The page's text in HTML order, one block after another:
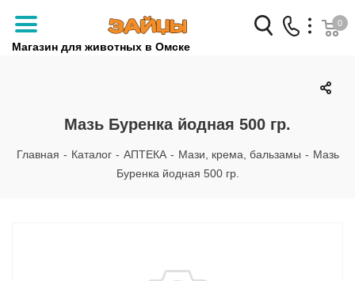
Магазин для животных в Омске
Заказать звонок
+7 (3812) 79-04-04
+7 (950) 959-88-32
0
Мазь Буренка йодная 500 гр.
Главная - Каталог - АПТЕКА - Мази, крема, бальзамы - Мазь
Буренка йодная 500 гр.